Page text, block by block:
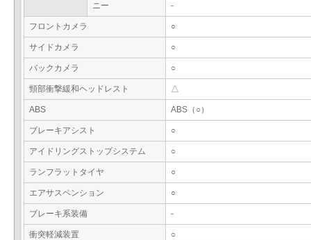
ニー -
フロントカメラ ○
サイドカメラ ○
バックカメラ ○
頸部衝撃緩和ヘッドレスト △
ABS ABS（○）
ブレーキアシスト ○
アイドリングストップシステム ○
ランフラットタイヤ ○
エアサスペンション ○
ブレーキ系装備 -
衝突軽減装置 ○